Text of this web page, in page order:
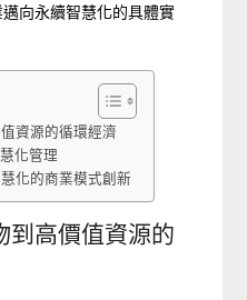
向永續智慧化的具體實
資源的循環經濟
化管理
化的商業模式創新
到高價值資源的